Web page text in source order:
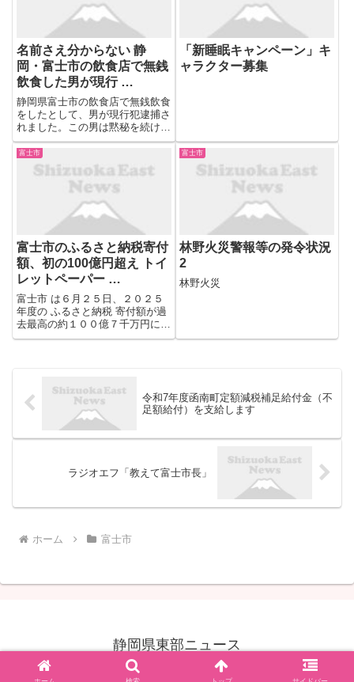
名前さえ分からない 静
岡・富士市の飲食店で無銭
飲食した男が現行 …
静岡県富士市の飲食店で無銭飲食
をしたとして、男が現行犯逮捕さ
れました。この男は黙秘を続けて
いて名前も明かさない状況だとい
うことです。
「新睡眠キャンペーン」キ
ャラクター募集
富士市
富士市のふるさと納税寄付
額、初の100億円超え トイ
レットペーパー …
富士市 は６月２５日、２０２５
年度の ふるさと納税 寄付額が過
去最高の約１００億７千万円にな
るとの見通しを示した。物価高を
富士市
林野火災警報等の発令状況
2
林野火災
令和7年度函南町定額減税補足給付金（不
足額給付）を支給します
ラジオエフ「教えて富士市長」
ホーム 富士市
静岡県東部ニュース
© 2011 静岡県東部ニュース.